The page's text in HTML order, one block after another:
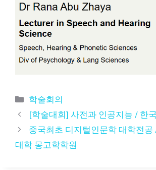
카
테
고
리
학술회의
[학술대회] 사전과 인공지능 / 한
중국최초 디지털인문학 대학전공
대학 몽고학학원